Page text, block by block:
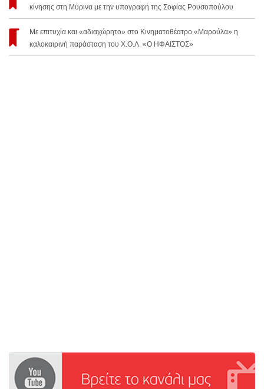
κίνησης στη Μύρινα με την υπογραφή της Σοφίας Ρουσοπούλου
Με επιτυχία και «αδιαχώρητο» στο Κινηματοθέατρο «Μαρούλα» η
καλοκαιρινή παράσταση του Χ.Ο.Λ. «Ο ΗΦΑΙΣΤΟΣ»